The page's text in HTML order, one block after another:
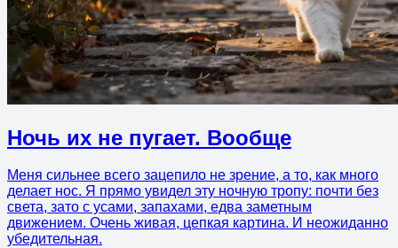
Ночь их не пугает. Вообще
Меня сильнее всего зацепило не зрение, а то, как много
делает нос. Я прямо увидел эту ночную тропу: почти без
света, зато с усами, запахами, едва заметным
движением. Очень живая, цепкая картина. И неожиданно
убедительная.